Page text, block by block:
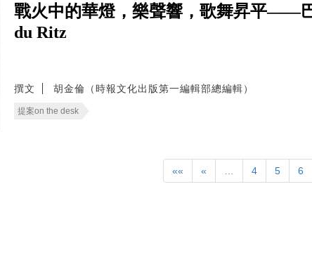
戰火中的華燈，樂聲響，歌舞昇平——
du Ritz
撰文 胡金倫（時報文化出版第一編輯部總編輯）
提案on the desk
«« « … 4 5 6